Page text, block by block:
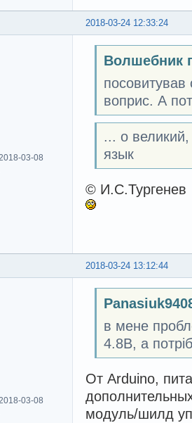
2018-03-24 12:33:24
03-08
Волшебник
посовитував
воприс. А
... о
язык
© И.С.Тургенев
2018-03-24 13:12:44
03-08
в мене
4.8В, а
От Arduino,
модуль/шилд